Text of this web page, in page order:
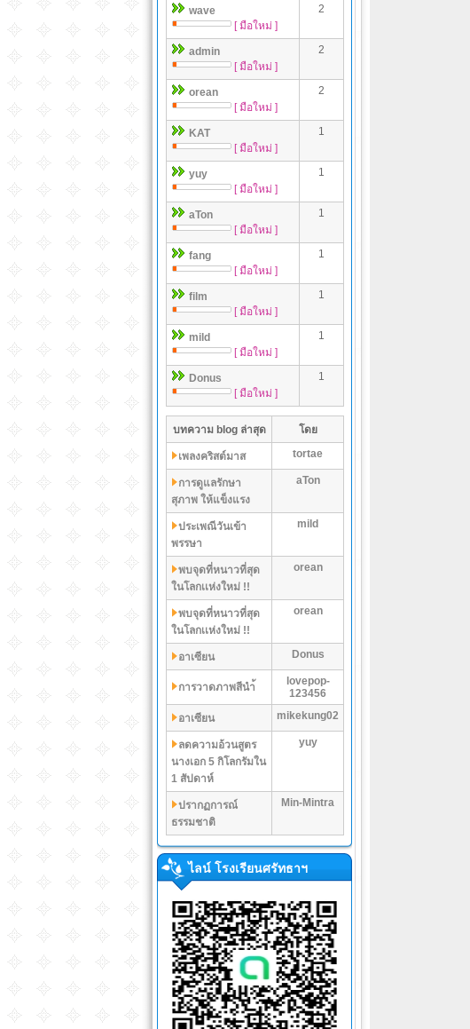
wave
[ มือใหม่ ]
2
admin
[ มือใหม่ ]
2
orean
[ มือใหม่ ]
2
KAT
[ มือใหม่ ]
1
yuy
[ มือใหม่ ]
1
aTon
[ มือใหม่ ]
1
fang
[ มือใหม่ ]
1
film
[ มือใหม่ ]
1
mild
[ มือใหม่ ]
1
Donus
[ มือใหม่ ]
1
บทความ blog ล่าสุด โดย
เพลงคริสต์มาส tortae
การดูแลรักษา
สุภาพ ให้แข็งแรง
aTon
ประเพณีวันเข้า
พรรษา
mild
พบจุดที่หนาวที่สุด
ในโลกเเห่งใหม่ !!
orean
พบจุดที่หนาวที่สุด
ในโลกเเห่งใหม่ !!
orean
อาเซียน Donus
การวาดภาพสีนำ้
lovepop-
123456
อาเซียน
mikekung02
ลดความอ้วนสูตร
นางเอก 5 กิโลกรัมใน
1 สัปดาห์
yuy
ปรากฏการณ์
ธรรมชาติ
Min-Mintra
ไลน์ โรงเรียนศรัทธาฯ